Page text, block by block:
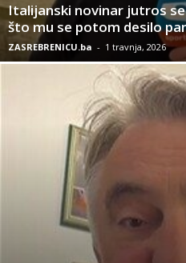
Italijanski novinar jutros
što mu se potom desilo
ZASREBRENICU.ba - 1 travnja, 2026